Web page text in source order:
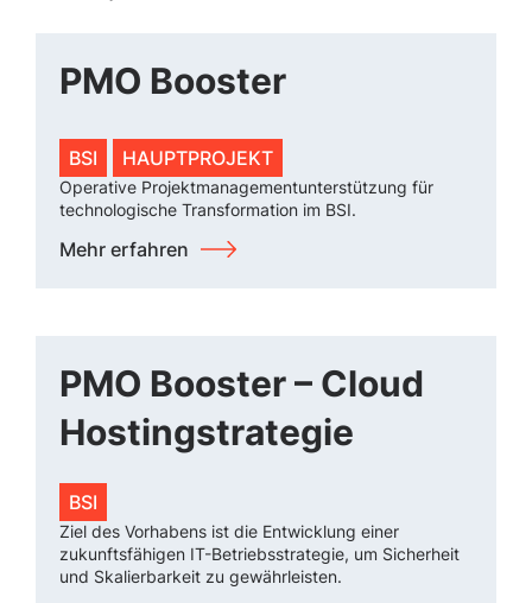
PMO Booster
BSI HAUPTPROJEKT
Operative Projektmanagementunterstützung für
technologische Transformation im BSI.
Mehr erfahren
PMO Booster – Cloud
Hostingstrategie
BSI
Ziel des Vorhabens ist die Entwicklung einer
zukunftsfähigen IT-Betriebsstrategie, um Sicherheit
und Skalierbarkeit zu gewährleisten.